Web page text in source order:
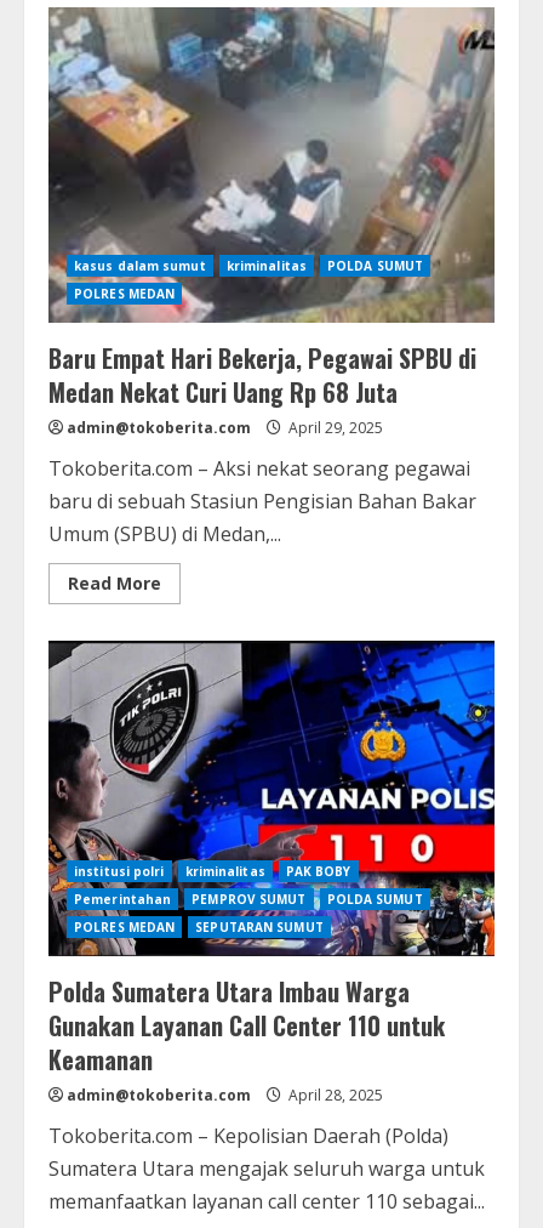
Pengelolaan
Dana
Desa:
Mantan
Kades
di
Labuhanbatu
Ditahan
atas
Dugaan
Korupsi
Rp1,6
Miliar
kasus dalam sumut kriminalitas
POLDA SUMUT
POLRES MEDAN
Baru Empat Hari Bekerja, Pegawai SPBU di
Medan Nekat Curi Uang Rp 68 Juta
admin@tokoberita.com April 29, 2025
Tokoberita.com – Aksi nekat seorang pegawai
baru di sebuah Stasiun Pengisian Bahan Bakar
Umum (SPBU) di Medan,...
Read More
more
Empat
Hari
Bekerja,
Pegawai
SPBU
di
Medan
Nekat
Curi
Uang
Rp
68
Juta
institusi polri kriminalitas
PAK BOBY
Pemerintahan
PEMPROV SUMUT
POLDA SUMUT
POLRES MEDAN
SEPUTARAN SUMUT
Polda Sumatera Utara Imbau Warga
Gunakan Layanan Call Center 110 untuk
Keamanan
admin@tokoberita.com April 28, 2025
Tokoberita.com – Kepolisian Daerah (Polda)
Sumatera Utara mengajak seluruh warga untuk
memanfaatkan layanan call center 110 sebagai...